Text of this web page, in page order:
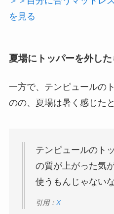
を見る
夏場にトッパーを外し
一方で、テンピュールの
のの、夏場は暑く感じた
テンピュールのト
の質が上がった気
使うもんじゃな
引用： X